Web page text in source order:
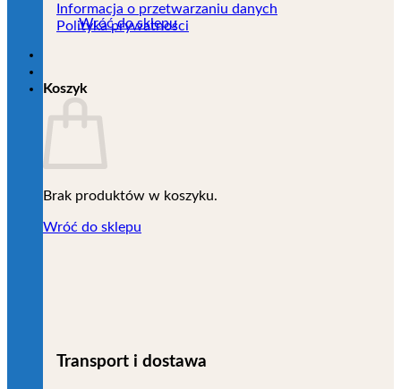
Wróć do sklepu
Koszyk
Brak produktów w koszyku.
Wróć do sklepu
Informacja o przetwarzaniu danych
Polityka prywatności
Transport i dostawa